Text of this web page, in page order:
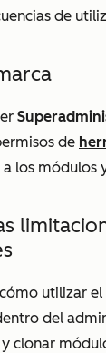
de
de
a los módulos
utilizar el
del
clonar